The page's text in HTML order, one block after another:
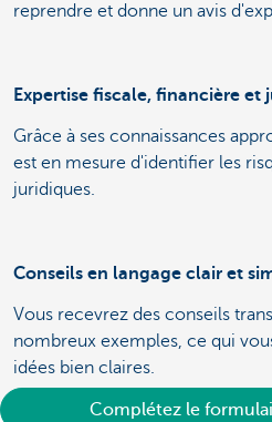
reprendre et donne un avis
Expertise fiscale, financière et
Grâce à ses connaissances
est en mesure d'identifier les
juridiques.
Conseils en langage clair et
Vous recevrez des conseils
nombreux exemples, ce qui
idées bien claires.
Complétez le